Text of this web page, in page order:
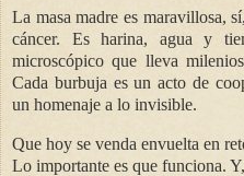
La masa madre es maravillosa,
cáncer. Es harina, agua y
microscópico que lleva
Cada burbuja es un acto de
un homenaje a lo invisible.
Que hoy se venda envuelta en
Lo importante es que funciona.